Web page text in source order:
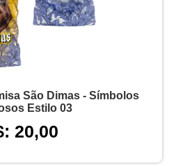
São Dimas - Símbolos
Estilo 03
20,00